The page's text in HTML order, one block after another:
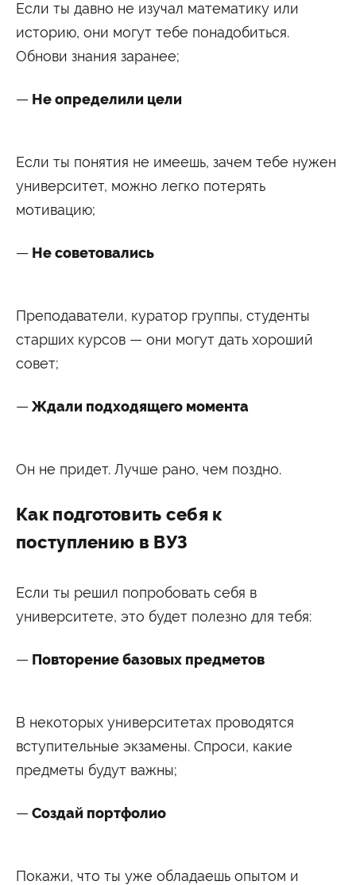
Если ты давно не изучал математику или
историю, они могут тебе понадобиться.
Обнови знания заранее;
Не определили цели
Если ты понятия не имеешь, зачем тебе нужен
университет, можно легко потерять
мотивацию;
Не советовались
Преподаватели, куратор группы, студенты
старших курсов — они могут дать хороший
совет;
Ждали подходящего момента
Он не придет. Лучше рано, чем поздно.
Как подготовить себя к
поступлению в ВУЗ
Если ты решил попробовать себя в
университете, это будет полезно для тебя:
Повторение базовых предметов
В некоторых университетах проводятся
вступительные экзамены. Спроси, какие
предметы будут важны;
Создай портфолио
Покажи, что ты уже обладаешь опытом и